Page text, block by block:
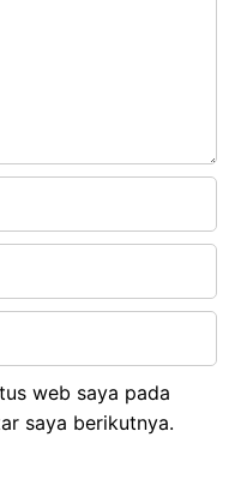
web saya pada
saya berikutnya.